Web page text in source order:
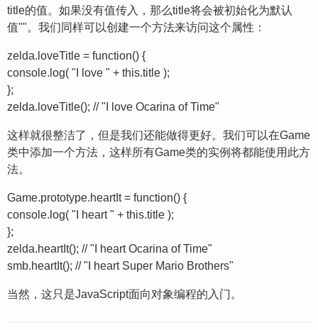
title的值。如果没有值传入，那么title将会被初始化为默认
值""。我们同样可以创建一个方法来访问这个属性：
zelda.loveTitle = function() {
console.log( "I love " + this.title );
};
zelda.loveTitle(); // "I love Ocarina of Time"
这样就很整洁了，但是我们还能做得更好。我们可以在Game
类中添加一个方法，这样所有Game类的实例将都能使用此方
法。
Game.prototype.heartIt = function() {
console.log( "I heart " + this.title );
};
zelda.heartIt(); // "I heart Ocarina of Time"
smb.heartIt(); // "I heart Super Mario Brothers"
当然，这只是JavaScript面向对象编程的入门。